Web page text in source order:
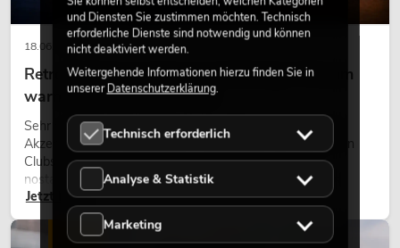
18.06.2026
Retro-Licht im modernen Lichtdesign: Warum
warmes Licht wieder wirkt
Sehr warmes Licht, sichtbare Leuchtflächen und farbige
Akzente prägen viele aktuelle Lichtdesigns auf Bühnen, in
Clubs und bei Events. Retro-Licht ist dabei kein rein
nostalgischer Effekt, sondern ein bewusst eingesetztes
Gestaltungsmittel: Es schafft Atmosphäre, gibt Szenen
Charakter und kann technische LED-Setups emotionaler
wirken lassen.
Jetzt lesen
LICHT
und Diensten Sie zustimmen möchten. Technisch
erforderliche Dienste sind notwendig und können
nicht deaktiviert werden.
Weitergehende Informationen hierzu finden Sie in
unsererDatenschutzerklärung.
Technisch erforderlich
Analyse & Statistik
Marketing